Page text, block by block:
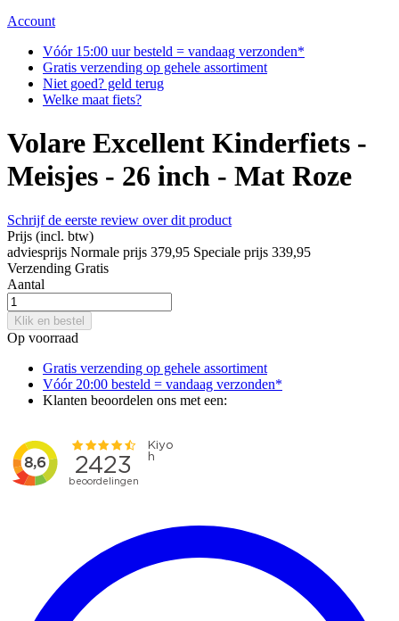
Account
Vóór 15:00 uur besteld = vandaag verzonden*
Gratis verzending op gehele assortiment
Niet goed? geld terug
Welke maat fiets?
Volare Excellent Kinderfiets -
Meisjes - 26 inch - Mat Roze
Schrijf de eerste review over dit product
Prijs (incl. btw)
adviesprijs Normale prijs 379,95 Speciale prijs 339,95
Verzending Gratis
Aantal
Klik en bestel
Op voorraad
Gratis verzending op gehele assortiment
Vóór 20:00 besteld = vandaag verzonden*
Klanten beoordelen ons met een: